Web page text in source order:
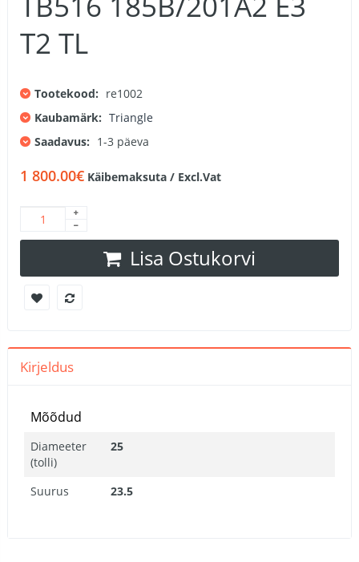
T2 TL
Tootekood: re1002
Kaubamärk: Triangle
Saadavus: 1-3 päeva
1 800.00€ Käibemaksuta / Excl.Vat
Lisa Ostukorvi
Kirjeldus
Mõõdud
Diameeter
(tolli)
25
Suurus 23.5